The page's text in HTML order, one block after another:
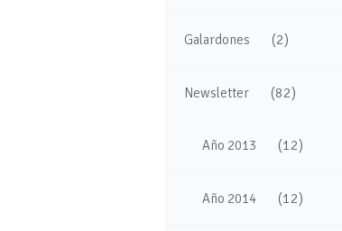
Galardones (2)
Newsletter (82)
Año 2013 (12)
Año 2014 (12)